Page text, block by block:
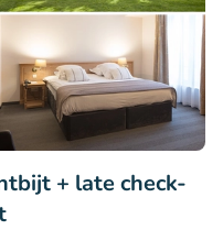
+ late check-